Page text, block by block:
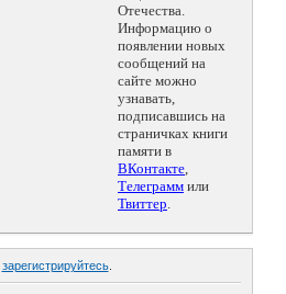
Отечества.
Информацию о
появлении новых
сообщений на
сайте можно
узнавать,
подписавшись на
страничках книги
памяти в
ВКонтакте,
Телеграмм или
Твиттер.
зарегистрируйтесь.